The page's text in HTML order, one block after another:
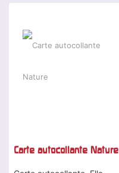
Carte autocollante Nature